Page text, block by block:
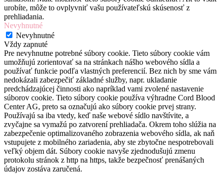
urobíte, môže to ovplyvniť vašu používateľskú skúsenosť z
prehliadania.
Nevyhnutné
Nevyhnutné
Vždy zapnuté
Pre nevyhnutne potrebné súbory cookie. Tieto súbory cookie vám
umožňujú zorientovať sa na stránkach nášho webového sídla a
používať funkcie podľa vlastných preferencií. Bez nich by sme vám
nedokázali zabezpečiť základné služby, napr. ukladanie
predchádzajúcej činnosti ako napríklad vami zvolené nastavenie
súborov cookie. Tieto súbory cookie používa výhradne Cord Blood
Center AG, preto sa označujú ako súbory cookie prvej strany.
Používajú sa iba vtedy, keď naše webové sídlo navštívite, a
zvyčajne sa vymažú po zatvorení prehliadača. Okrem toho slúžia na
zabezpečenie optimalizovaného zobrazenia webového sídla, ak naň
vstupujete z mobilného zariadenia, aby ste zbytočne nespotrebovali
veľký objem dát. Súbory cookie navyše zjednodušujú zmenu
protokolu stránok z http na https, takže bezpečnosť prenášaných
údajov zostáva zaručená.